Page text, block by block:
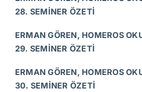
28. SEMİNER ÖZETİ
ERMAN GÖREN, HOMEROS
29. SEMİNER ÖZETİ
ERMAN GÖREN, HOMEROS
30. SEMİNER ÖZETİ